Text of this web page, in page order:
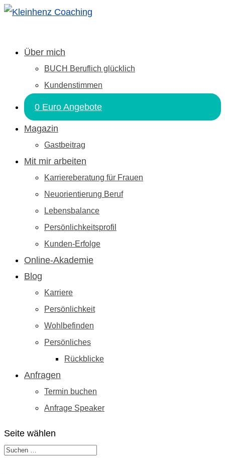
Über mich
BUCH Beruflich glücklich
Kundenstimmen
0 Euro Angebote
Magazin
Gastbeitrag
Mit mir arbeiten
Karriereberatung für Frauen
Neuorientierung Beruf
Lebensbalance
Persönlichkeitsprofil
Kunden-Erfolge
Online-Akademie
Blog
Karriere
Persönlichkeit
Wohlbefinden
Persönliches
Rückblicke
Anfragen
Termin buchen
Anfrage Speaker
Seite wählen